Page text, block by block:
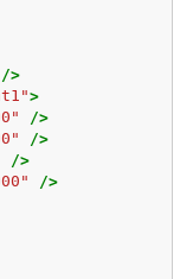
/>
>
/>
/>
/>
/>